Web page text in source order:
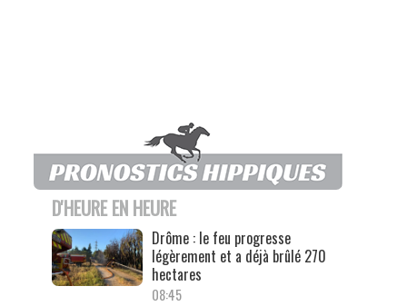
D'HEURE EN HEURE
Drôme : le feu progresse
légèrement et a déjà brûlé 270
hectares
08:45